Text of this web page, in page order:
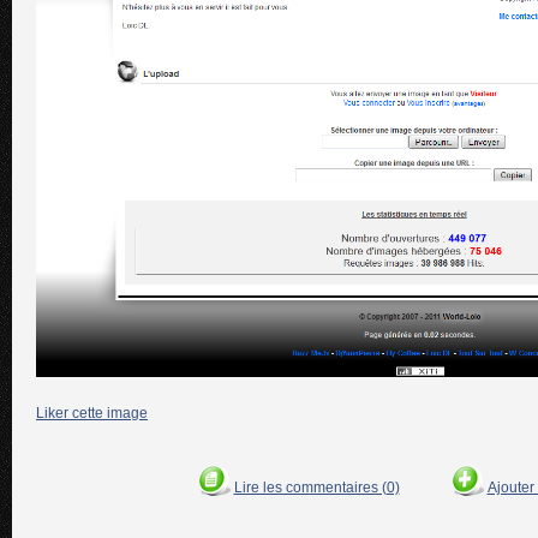
Liker cette image
Lire les commentaires (0) Ajouter